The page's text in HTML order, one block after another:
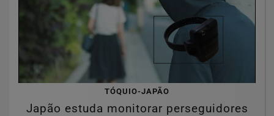
TÓQUIO-JAPÃO
Japão estuda monitorar perseguidores